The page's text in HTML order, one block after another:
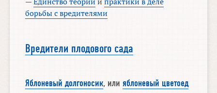
борьбы с вредителями
Вредители плодового сада
Яблоневый долгоносик, илияблоневый цветоед